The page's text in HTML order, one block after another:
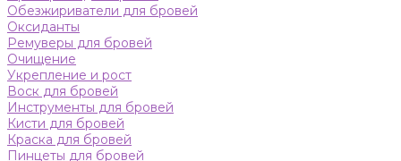
Обезжириватели для бровей
Оксиданты
Ремуверы для бровей
Очищение
Укрепление и рост
Воск для бровей
Инструменты для бровей
Кисти для бровей
Краска для бровей
Пинцеты для бровей